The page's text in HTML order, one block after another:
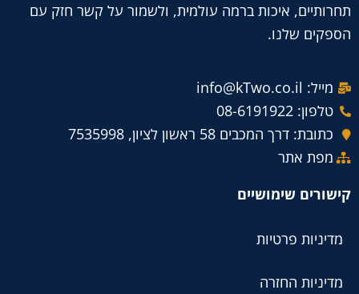
תחרותיים, איכות ברמה עולמית, ולשמור על קשר חזק עם
הספקים שלנו.
מייל: info@kTwo.co.il
טלפון: 08-6191922
כתובת: דרך המכבים 58 ראשון לציון, 7535998
מפת אתר
קישורים שימושיים
מדיניות פרטיות
מדיניות החזרה